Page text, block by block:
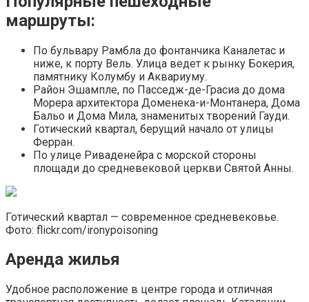
маршруты:
По бульвару Рамбла до фонтанчика Каналетас и
ниже, к порту Вель. Улица ведет к рынку Бокерия,
памятнику Колумбу и Аквариуму.
Район Эшампле, по Пасседж-де-Грасиа до дома
Морера архитектора Доменека-и-Монтанера, Дома
Бальо и Дома Мила, знаменитых творений Гауди.
Готический квартал, берущий начало от улицы
Ферран.
По улице Риваденейра с морской стороны
площади до средневековой церкви Святой Анны.
Готический квартал — современное средневековье.
Фото: flickr.com/ironypoisoning
Аренда жилья
Удобное расположение в центре города и отличная